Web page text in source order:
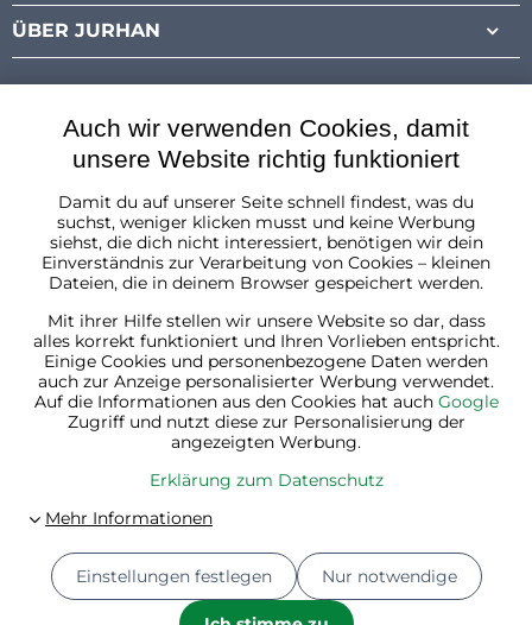
ÜBER JURHAN
Österreich
© 2026 Jurhan.at 💚 | Alle Rechte vorbehalten
Datenschutz-Einstellungen
Erklärung zum Datenschutz
Auch wir verwenden Cookies, damit
unsere Website richtig funktioniert
Damit du auf unserer Seite schnell findest, was du
suchst, weniger klicken musst und keine Werbung
siehst, die dich nicht interessiert, benötigen wir dein
Einverständnis zur Verarbeitung von Cookies – kleinen
Dateien, die in deinem Browser gespeichert werden.
Mit ihrer Hilfe stellen wir unsere Website so dar, dass
alles korrekt funktioniert und Ihren Vorlieben entspricht.
Einige Cookies und personenbezogene Daten werden
auch zur Anzeige personalisierter Werbung verwendet.
Auf die Informationen aus den Cookies hat auch Google
Zugriff und nutzt diese zur Personalisierung der
angezeigten Werbung.
Erklärung zum Datenschutz
Einstellungen festlegen Nur notwendige